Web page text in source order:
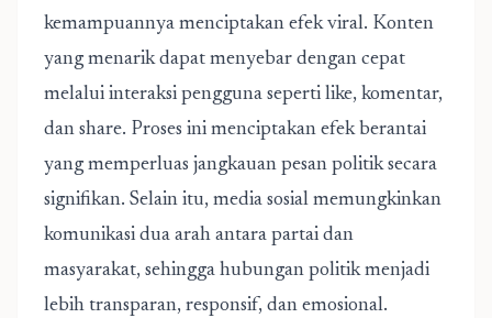
kemampuannya menciptakan efek viral. Konten
yang menarik dapat menyebar dengan cepat
melalui interaksi pengguna seperti like, komentar,
dan share. Proses ini menciptakan efek berantai
yang memperluas jangkauan pesan politik secara
signifikan. Selain itu, media sosial memungkinkan
komunikasi dua arah antara partai dan
masyarakat, sehingga hubungan politik menjadi
lebih transparan, responsif, dan emosional.